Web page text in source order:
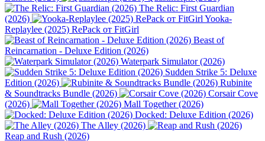
The Relic: First Guardian
(2026)
Yooka-
Replaylee (2025) RePack от FitGirl
Beast of
Reincarnation - Deluxe Edition (2026)
Waterpark Simulator (2026)
Sudden Strike 5: Deluxe
Edition (2026)
Rubinite
& Soundtracks Bundle (2026)
Corsair Cove
(2026)
Mall Together (2026)
Docked: Deluxe Edition (2026)
The Alley (2026)
Reap and Rush (2026)